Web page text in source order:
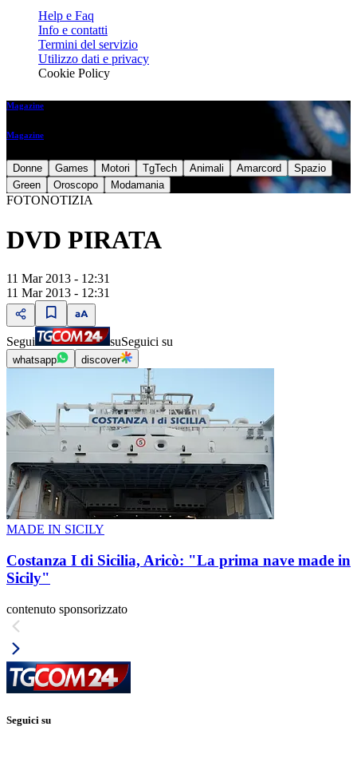
Help e Faq
Info e contatti
Termini del servizio
Utilizzo dati e privacy
Cookie Policy
Magazine
Magazine
Donne Games Motori TgTech Animali Amarcord
Spazio
Green
Oroscopo Modamania
FOTONOTIZIA
DVD PIRATA
11 Mar 2013 - 12:31
11 Mar 2013 - 12:31
Segui suSeguici su
whatsapp discover
MADE IN SICILY
Costanza I di Sicilia, Aricò: "La prima nave made in
Sicily"
contenuto sponsorizzato
Seguici su